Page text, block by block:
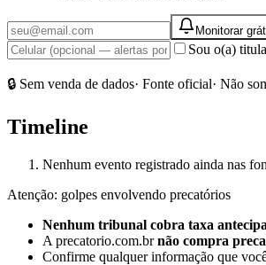
Monitorar
Sou o(a)
🔒 Sem venda de dados· Fonte oficial· Não
Timeline
Nenhum evento registrado ainda nas
Atenção: golpes envolvendo precatórios
Nenhum tribunal cobra taxa
A precatorio.com.brnão compra
Confirme qualquer informação que